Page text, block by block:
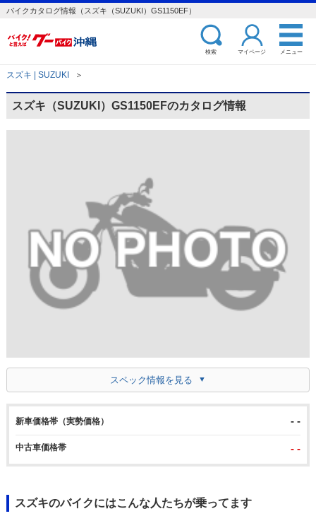
バイクカタログ情報（スズキ（SUZUKI）GS1150EF）
検索 マイページ メニュー
スズキ | SUZUKI ＞
スズキ（SUZUKI）GS1150EFのカタログ情報
スペック情報を見る
新車価格帯（実勢価格） - -
中古車価格帯 - -
スズキのバイクにはこんな人たちが乗ってます